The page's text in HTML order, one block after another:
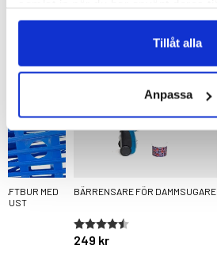
Tillåt alla
Anpassa
MED
BÄRRENSARE FÖR DAMMSUGARE
249 kr
Betyg:
4.7 utav 5 stjärnor